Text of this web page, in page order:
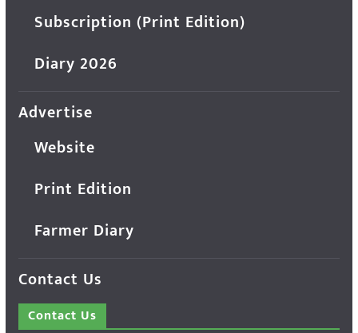
Subscription (Print Edition)
Diary 2026
Advertise
Website
Print Edition
Farmer Diary
Contact Us
Contact Us